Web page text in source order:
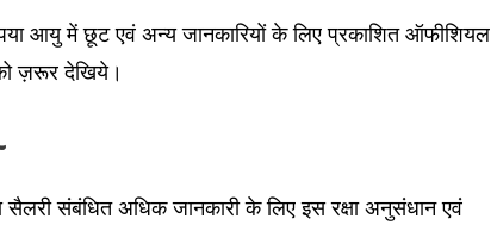
आयु में छूट एवं अन्य जानकारियों के लिए प्रकाशित ऑफीशियल
ज़रूर देखिये।
सैलरी संबंधित अधिक जानकारी के लिए इस रक्षा अनुसंधान एवं